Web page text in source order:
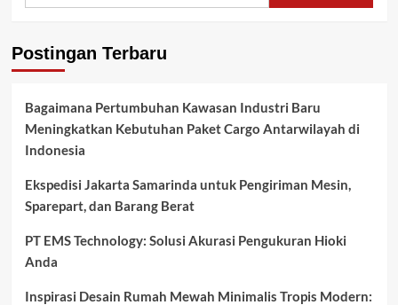
Postingan Terbaru
Bagaimana Pertumbuhan Kawasan Industri Baru
Meningkatkan Kebutuhan Paket Cargo Antarwilayah di
Indonesia
Ekspedisi Jakarta Samarinda untuk Pengiriman Mesin,
Sparepart, dan Barang Berat
PT EMS Technology: Solusi Akurasi Pengukuran Hioki
Anda
Inspirasi Desain Rumah Mewah Minimalis Tropis Modern: